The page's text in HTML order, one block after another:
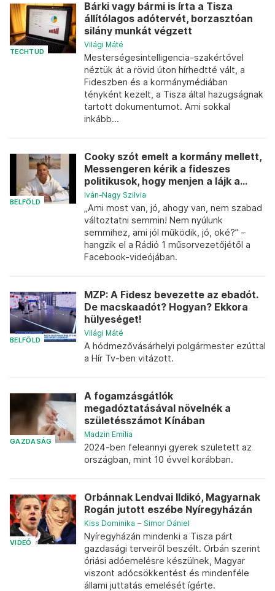
TECHTUD
Bárki vagy bármi is írta a Tisza
állítólagos adótervét, borzasztóan
silány munkát végzett
Világi Máté
Mesterségesintelligencia-szakértővel
néztük át a rövid úton hírhedtté vált, a
Fideszben és a kormánymédiában
tényként kezelt, a Tisza által hazugságnak
tartott dokumentumot. Ami sokkal
inkább...
BELFÖLD
Cooky szót emelt a kormány mellett,
Messengeren kérik a fideszes
politikusok, hogy menjen a lájk a...
Iván-Nagy Szilvia
„Ami most van, jó, ahogy van, nem szabad
változtatni semmin! Nem nyúlunk
semmihez, ami jól működik, jó, oké?” –
hangzik el a Rádió 1 műsorvezetőjétől a
Facebook-videójában.
BELFÖLD
MZP: A Fidesz bevezette az ebadót.
De macskaadót? Hogyan? Ekkora
hülyeséget!
Világi Máté
A hódmezővásárhelyi polgármester ezúttal
a Hír Tv-ben vitázott.
GAZDASÁG
A fogamzásgátlók
megadóztatásával növelnék a
születésszámot Kínában
Madzin Emília
2024-ben feleannyi gyerek született az
országban, mint 10 évvel korábban.
VIDEÓ
Orbánnak Lendvai Ildikó, Magyarnak
Rogán jutott eszébe Nyíregyházán
Kiss Dominika – Simor Dániel
Nyíregyházán mindenki a Tisza párt
gazdasági terveiről beszélt. Orbán szerint
óriási adóemelésre készülnek, Magyar
viszont adócsökkentést és mindenféle
állami juttatás emelését ígérte.